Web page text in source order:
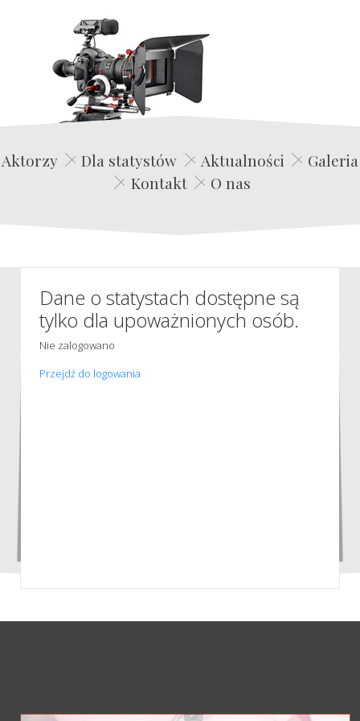
Edwin Film Agencja Aktorska
Aktorzy Dla statystów Aktualności
Galeria
Kontakt
O nas
Dane o statystach dostępne są
tylko dla upoważnionych osób.
Nie zalogowano
Przejdź do logowania